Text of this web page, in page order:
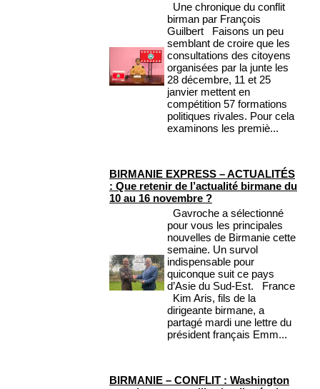
Une chronique du conflit
birman par François
Guilbert Faisons un peu
semblant de croire que les
consultations des citoyens
organisées par la junte les
28 décembre, 11 et 25
janvier mettent en
compétition 57 formations
politiques rivales. Pour cela
examinons les premiè...
BIRMANIE EXPRESS – ACTUALITÉS
: Que retenir de l’actualité birmane du
10 au 16 novembre ?
Gavroche a sélectionné
pour vous les principales
nouvelles de Birmanie cette
semaine. Un survol
indispensable pour
quiconque suit ce pays
d’Asie du Sud-Est. France
Kim Aris, fils de la
dirigeante birmane, a
partagé mardi une lettre du
président français Emm...
BIRMANIE – CONFLIT : Washington